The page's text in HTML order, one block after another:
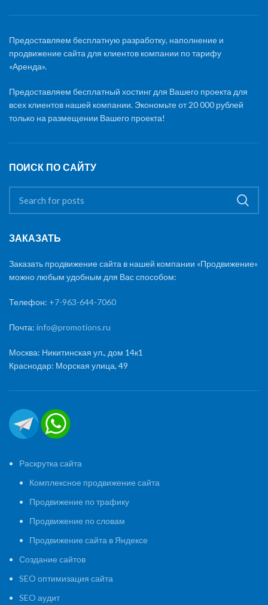
Предоставляем бесплатную разработку, наполнение и
продвижение сайта для клиентов компании по тарифу
«Аренда».
Предоставляем бесплатный хостинг для Вашего проекта для
всех клиентов нашей компании. Экономьте от 20 000 рублей
только на размещении Вашего проекта!
ПОИСК ПО САЙТУ
ЗАКАЗАТЬ
Заказать продвижение сайта в нашей компании «Продвижение»
можно любым удобным для Вас способом:
Телефон: +7-963-644-7060
Почта: info@promotions.ru
Москва: Никитинская ул., дом 14к1
Краснодар: Морская улица, 49
Раскрутка сайта
Комплексное продвижение сайта
Продвижение по трафику
Продвижение по словам
Продвижение сайта в Яндексе
Создание сайтов
SEO оптимизация сайта
SEO аудит